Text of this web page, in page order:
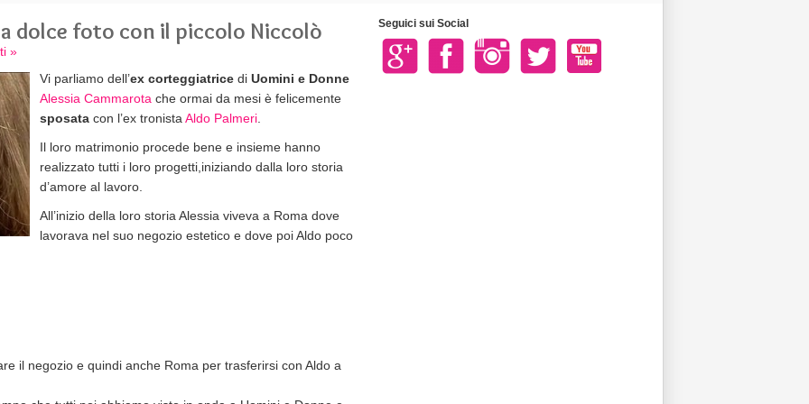
dolce foto con il piccolo Niccolò
»
Vi parliamo dell’ex corteggiatrice di Uomini e Donne
Alessia Cammarota che ormai da mesi è felicemente
sposata con l’ex tronista Aldo Palmeri
Il loro matrimonio procede bene e insieme hanno
realizzato tutti i loro progetti,iniziando dalla loro storia
d’amore al lavoro.
All’inizio della loro storia Alessia viveva a Roma dove
lavorava nel suo negozio estetico e dove poi Aldo poco
il negozio e quindi anche Roma per trasferirsi con Aldo a
Seguici sui Social